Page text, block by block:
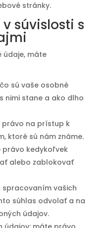
stránky.
súvislosti s
údaje, máte
sú vaše osobné
nimi stane a ako dlho
právo na prístup k
ktoré sú nám známe.
právo kedykoľvek
alebo zablokovať
spracovaním vašich
súhlas odvolať a na
údajov.